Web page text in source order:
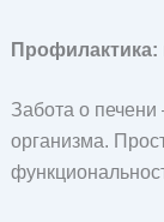
Профилактика:
Забота о печени
организма.